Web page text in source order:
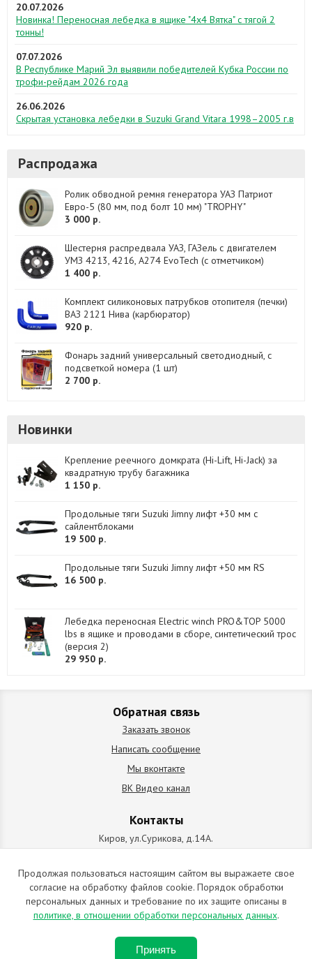
20.07.2026
Новинка! Переносная лебедка в ящике "4х4 Вятка" с тягой 2
тонны!
07.07.2026
В Республике Марий Эл выявили победителей Кубка России по
трофи-рейдам 2026 года
26.06.2026
Скрытая установка лебедки в Suzuki Grand Vitara 1998–2005 г.в
Распродажа
Ролик обводной ремня генератора УАЗ Патриот
Евро-5 (80 мм, под болт 10 мм) "TROPHY"
3 000 р.
Шестерня распредвала УАЗ, ГАЗель с двигателем
УМЗ 4213, 4216, А274 EvoTech (с отметчиком)
1 400 р.
Комплект силиконовых патрубков отопителя (печки)
ВАЗ 2121 Нива (карбюратор)
920 р.
Фонарь задний универсальный светодиодный, с
подсветкой номера (1 шт)
2 700 р.
Новинки
Крепление реечного домкрата (Hi-Lift, Hi-Jack) за
квадратную трубу багажника
1 150 р.
Продольные тяги Suzuki Jimny лифт +30 мм с
сайлентблоками
19 500 р.
Продольные тяги Suzuki Jimny лифт +50 мм RS
16 500 р.
Лебедка переносная Electric winch PRO&TOP 5000
lbs в ящике и проводами в сборе, синтетический трос
(версия 2)
29 950 р.
Обратная связь
Заказать звонок
Написать сообщение
Мы вконтакте
ВК Видео канал
Контакты
Киров, ул.Сурикова, д.14А.
схема проезда
+7 (912) 827-92-55
ИП Позолотин Евгений Валерьевич
ИНН 434537218055 / ОГРН ИП 309434505600123 от 25.02.2009
2009-2026 © Все права защищены. Копирование материалов
Продолжая пользоваться настоящим сайтом вы выражаете свое
согласие на обработку файлов cookie. Порядок обработки
персональных данных и требование по их защите описаны в
политике, в отношении обработки персональных данных.
Принять